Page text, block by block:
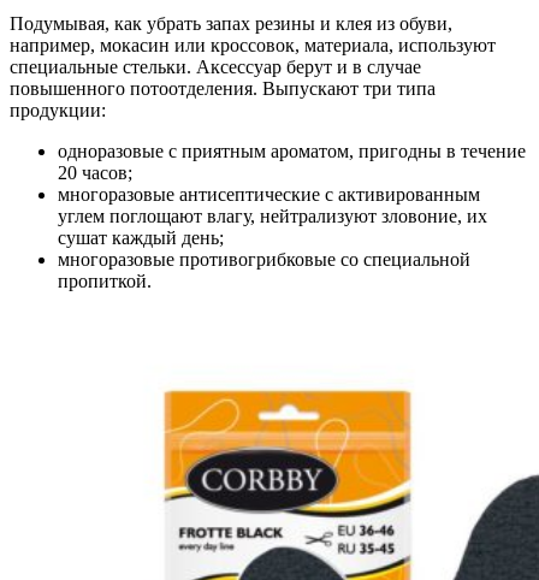
Подумывая, как убрать запах резины и клея из обуви,
например, мокасин или кроссовок, материала, используют
специальные стельки. Аксессуар берут и в случае
повышенного потоотделения. Выпускают три типа
продукции:
одноразовые с приятным ароматом, пригодны в течение
20 часов;
многоразовые антисептические с активированным
углем поглощают влагу, нейтрализуют зловоние, их
сушат каждый день;
многоразовые противогрибковые со специальной
пропиткой.